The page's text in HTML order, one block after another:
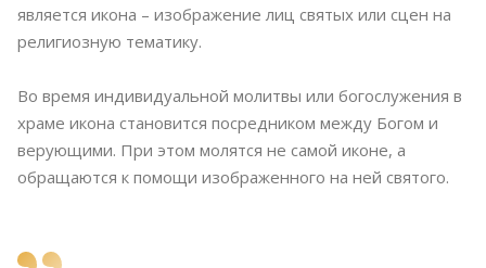
является икона – изображение лиц святых или сцен на
религиозную тематику.
Во время индивидуальной молитвы или богослужения в
храме икона становится посредником между Богом и
верующими. При этом молятся не самой иконе, а
обращаются к помощи изображенного на ней святого.